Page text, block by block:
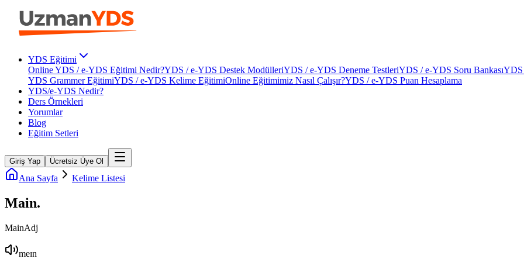
YDS Eğitimi
Online YDS / e-YDS Eğitimi Nedir?YDS / e-YDS Destek ModülleriYDS / e-YDS Deneme TestleriYDS / e-YDS Soru BankasıYDS
YDS Grammer EğitimiYDS / e-YDS Kelime EğitimiOnline Eğitimimiz Nasıl Çalışır?YDS / e-YDS Puan Hesaplama
YDS/e-YDS Nedir?
Ders Örnekleri
Yorumlar
Blog
Eğitim Setleri
Giriş Yap Ücretsiz Üye Ol
Ana Sayfa Kelime Listesi
Main.
MainAdj
meɪn